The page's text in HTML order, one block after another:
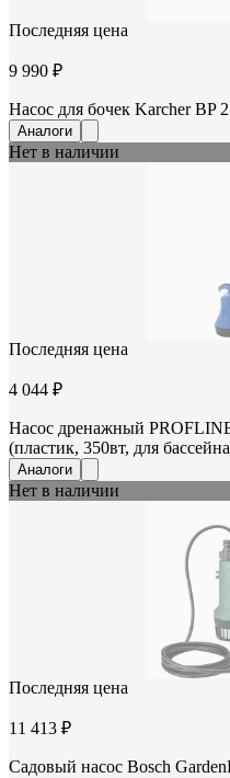
Последняя цена
9 990 ₽
Насос для бочек Karcher BP
Аналоги
Нет в наличии
Последняя цена
4 044 ₽
Насос дренажный
(пластик, 350вт, для
Аналоги
Нет в наличии
Последняя цена
11 413 ₽
Садовый насос Bosch